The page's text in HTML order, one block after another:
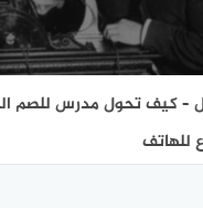
– كيف تحول مدرس للصم
للهاتف